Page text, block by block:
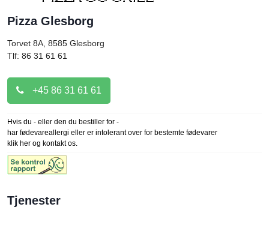
Pizza Glesborg
Torvet 8A, 8585 Glesborg
Tlf: 86 31 61 61
+45 86 31 61 61
Hvis du - eller den du bestiller for -
har fødevareallergi eller er intolerant over for bestemte fødevarer
klik her og kontakt os.
Tjenester